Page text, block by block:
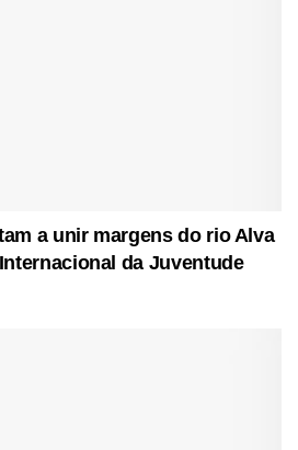
a unir margens do rio Alva
da Juventude